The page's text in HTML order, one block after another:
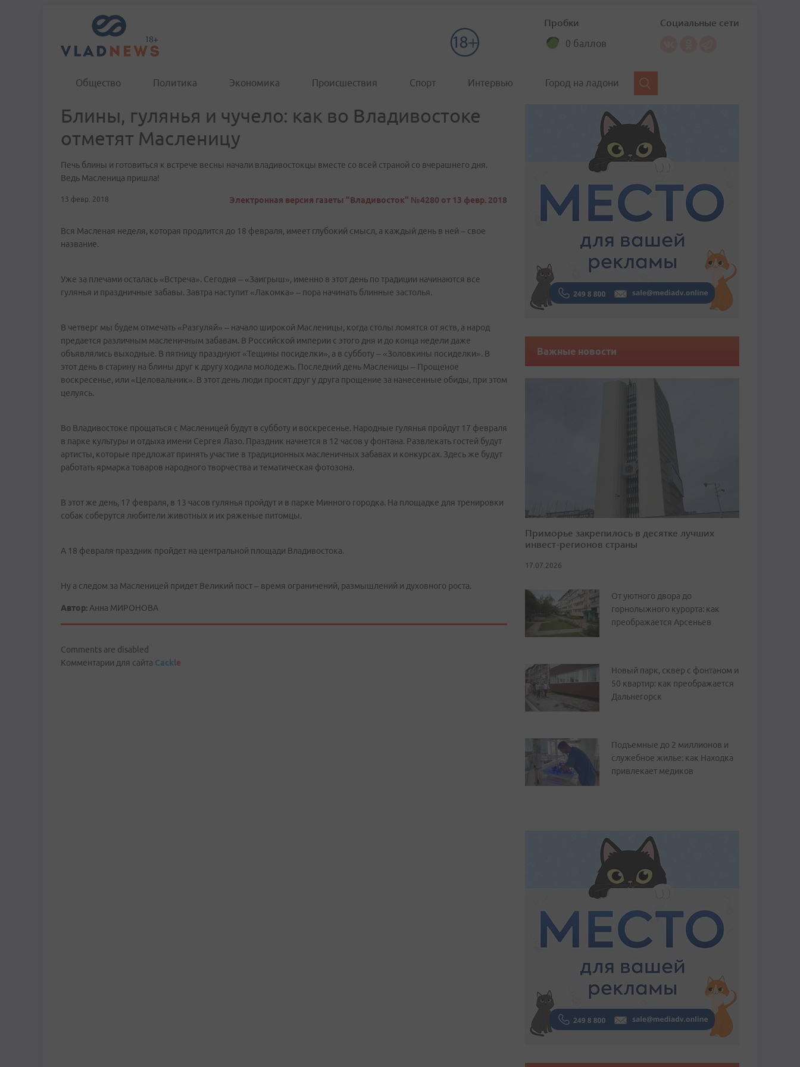
Пробки
0 баллов
Социальные сети
Общество Политика Экономика Происшествия Спорт Интервью Город на ладони
Блины, гулянья и чучело: как во Владивостоке
отметят Масленицу
Печь блины и готовиться к встрече весны начали владивостокцы вместе со всей страной со вчерашнего дня.
Ведь Масленица пришла!
13 февр. 2018 Электронная версия газеты "Владивосток" №4280 от 13 февр. 2018
Вся Масленая неделя, которая продлится до 18 февраля, имеет глубокий смысл, а каждый день в ней – свое
название.
Уже за плечами осталась «Встреча». Сегодня – «Заигрыш», именно в этот день по традиции начинаются все
гулянья и праздничные забавы. Завтра наступит «Лакомка» – пора начинать блинные застолья.
В четверг мы будем отмечать «Разгуляй» – начало широкой Масленицы, когда столы ломятся от яств, а народ
предается различным масленичным забавам. В Российской империи с этого дня и до конца недели даже
объявлялись выходные. В пятницу празднуют «Тещины посиделки», а в субботу – «Золовкины посиделки». В
этот день в старину на блины друг к другу ходила молодежь. Последний день Масленицы – Прощеное
воскресенье, или «Целовальник». В этот день люди просят друг у друга прощение за нанесенные обиды, при этом
целуясь.
Во Владивостоке прощаться с Масленицей будут в субботу и воскресенье. Народные гулянья пройдут 17 февраля
в парке культуры и отдыха имени Сергея Лазо. Праздник начнется в 12 часов у фонтана. Развлекать гостей будут
артисты, которые предложат принять участие в традиционных масленичных забавах и конкурсах. Здесь же будут
работать ярмарка товаров народного творчества и тематическая фотозона.
В этот же день, 17 февраля, в 13 часов гулянья пройдут и в парке Минного городка. На площадке для тренировки
собак соберутся любители животных и их ряженые питомцы.
А 18 февраля праздник пройдет на центральной площади Владивостока.
Ну а следом за Масленицей придет Великий пост – время ограничений, размышлений и духовного роста.
Автор: Анна МИРОНОВА
Comments are disabled
Комментарии для сайта Cackle
Важные новости
Приморье закрепилось в десятке лучших
инвест-регионов страны
17.07.2026
От уютного двора до
горнолыжного курорта: как
преображается Арсеньев
Новый парк, сквер с фонтаном и
50 квартир: как преображается
Дальнегорск
Подъемные до 2 миллионов и
служебное жилье: как Находка
привлекает медиков